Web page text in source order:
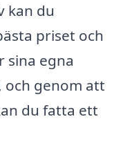
kan du
priset och
sina egna
och genom att
du fatta ett